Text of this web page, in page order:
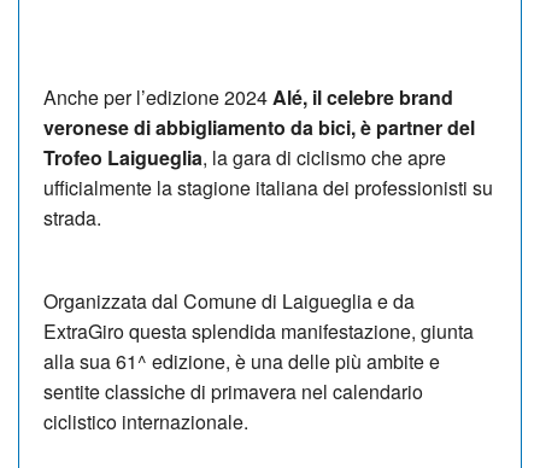
Anche per l’edizione 2024Alé, il celebre brand
veronese di abbigliamento da bici, è partner del
Trofeo Laigueglia, la gara di ciclismo che apre
ufficialmente la stagione italiana dei professionisti su
strada.
Organizzata dal Comune di Laigueglia e da
ExtraGiro questa splendida manifestazione, giunta
alla sua 61^ edizione, è una delle più ambite e
sentite classiche di primavera nel calendario
ciclistico internazionale.